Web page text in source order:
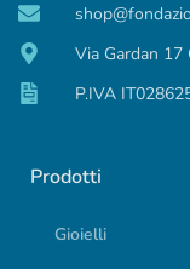
Via Gardan
P.IVA
Prodotti
Gioielli